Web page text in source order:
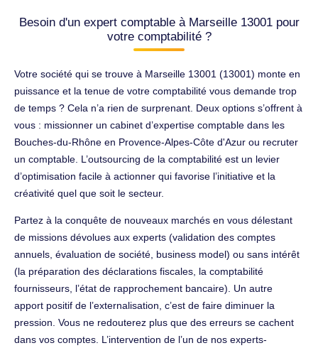
Besoin d'un expert comptable à Marseille 13001 pour
votre comptabilité ?
Votre société qui se trouve à Marseille 13001 (13001) monte en
puissance et la tenue de votre comptabilité vous demande trop
de temps ? Cela n’a rien de surprenant. Deux options s’offrent à
vous : missionner un cabinet d’expertise comptable dans les
Bouches-du-Rhône en Provence-Alpes-Côte d'Azur ou recruter
un comptable. L’outsourcing de la comptabilité est un levier
d’optimisation facile à actionner qui favorise l’initiative et la
créativité quel que soit le secteur.
Partez à la conquête de nouveaux marchés en vous délestant
de missions dévolues aux experts (validation des comptes
annuels, évaluation de société, business model) ou sans intérêt
(la préparation des déclarations fiscales, la comptabilité
fournisseurs, l’état de rapprochement bancaire). Un autre
apport positif de l’externalisation, c’est de faire diminuer la
pression. Vous ne redouterez plus que des erreurs se cachent
dans vos comptes. L’intervention de l’un de nos experts-